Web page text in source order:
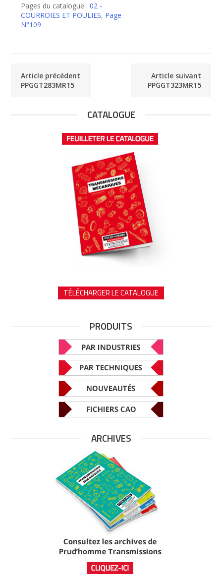
Pages du catalogue :02 -
COURROIES ET POULIES, Page
N°109
Article précédent
PPGGT283MR15
Article suivant
PPGGT323MR15
CATALOGUE
TÉLÉCHARGER LE CATALOGUE
PRODUITS
ARCHIVES